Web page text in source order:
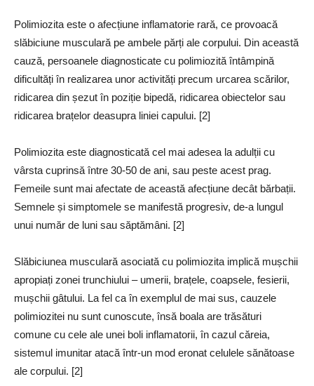
Polimiozita este o afecțiune inflamatorie rară, ce provoacă
slăbiciune musculară pe ambele părți ale corpului. Din această
cauză, persoanele diagnosticate cu polimiozită întâmpină
dificultăți în realizarea unor activități precum urcarea scărilor,
ridicarea din șezut în poziție bipedă, ridicarea obiectelor sau
ridicarea brațelor deasupra liniei capului. [2]
Polimiozita este diagnosticată cel mai adesea la adulții cu
vârsta cuprinsă între 30-50 de ani, sau peste acest prag.
Femeile sunt mai afectate de această afecțiune decât bărbații.
Semnele și simptomele se manifestă progresiv, de-a lungul
unui număr de luni sau săptămâni. [2]
Slăbiciunea musculară asociată cu polimiozita implică mușchii
apropiați zonei trunchiului – umerii, brațele, coapsele, fesierii,
mușchii gâtului. La fel ca în exemplul de mai sus, cauzele
polimiozitei nu sunt cunoscute, însă boala are trăsături
comune cu cele ale unei boli inflamatorii, în cazul căreia,
sistemul imunitar atacă într-un mod eronat celulele sănătoase
ale corpului. [2]